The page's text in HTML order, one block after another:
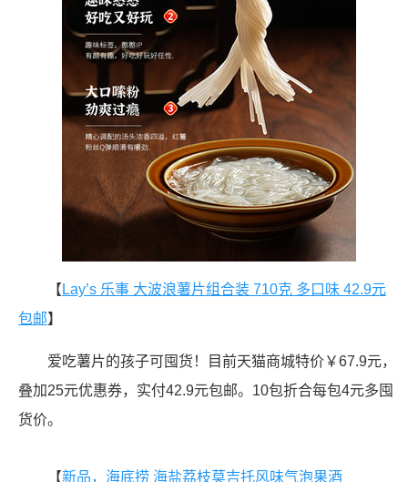
【 Lay’s 乐事 大波浪薯片组合装 710克 多口味 42.9元
包邮】
爱吃薯片的孩子可囤货！目前天猫商城特价￥67.9元，
叠加25元优惠券，实付42.9元包邮。10包折合每包4元多囤
货价。
【新品，海底捞 海盐荔枝莫吉托风味气泡果酒